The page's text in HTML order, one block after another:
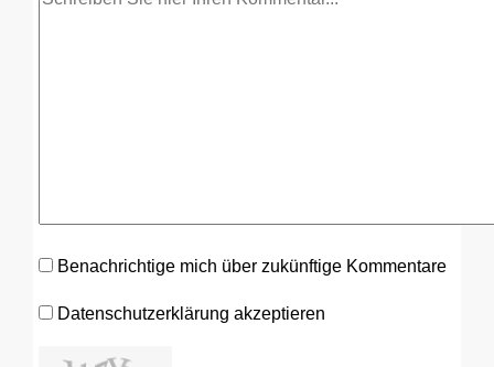
Benachrichtige mich über zukünftige Kommentare
Datenschutzerklärung akzeptieren